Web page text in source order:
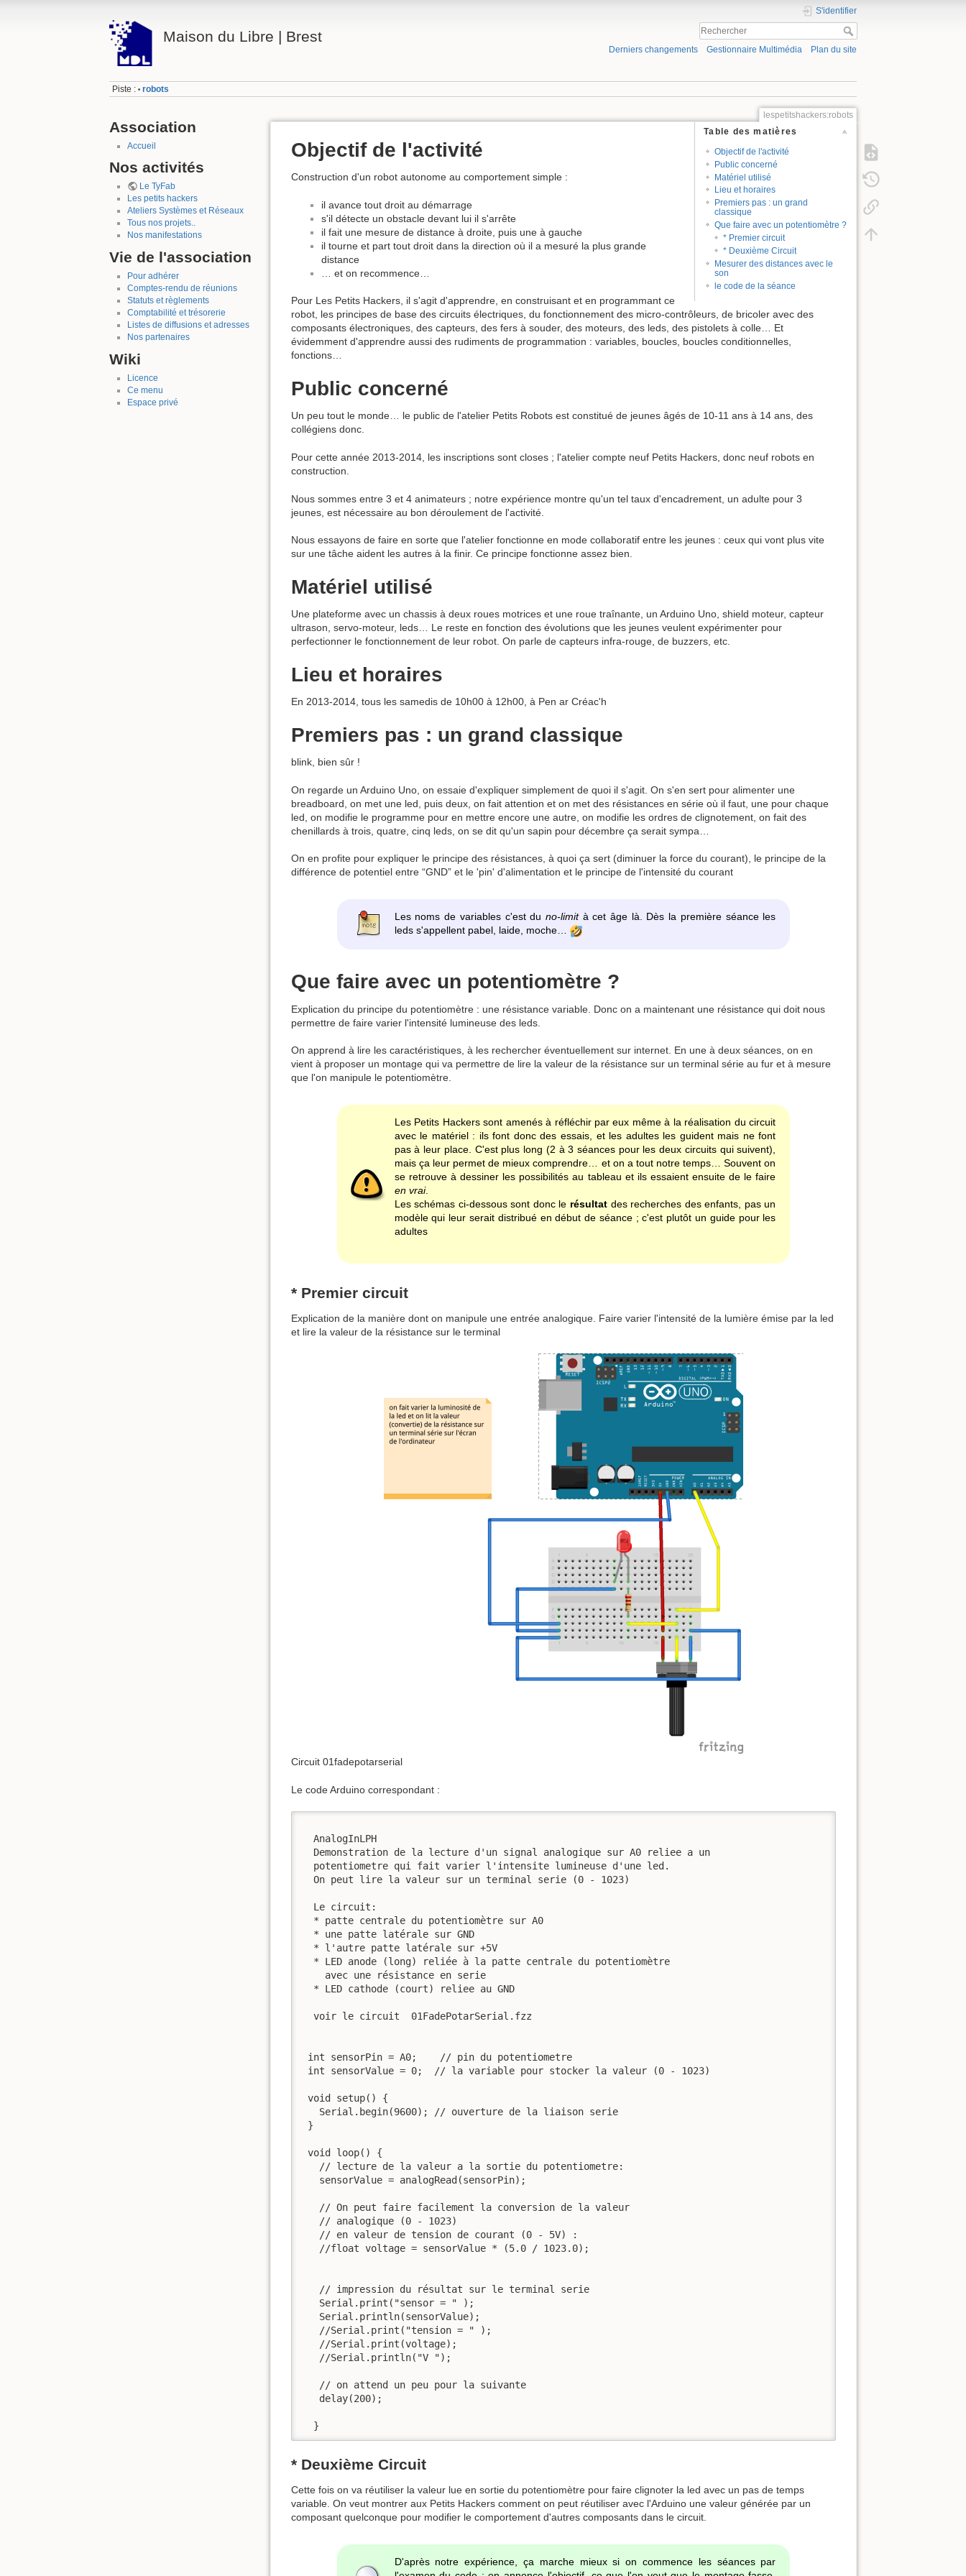
Maison du Libre | Brest
S'identifier
Derniers changements Gestionnaire Multimédia Plan du site
Piste : • robots
Association
Accueil
Nos activités
Le TyFab
Les petits hackers
Ateliers Systèmes et Réseaux
Tous nos projets..
Nos manifestations
Vie de l'association
Pour adhérer
Comptes-rendu de réunions
Statuts et règlements
Comptabilité et trésorerie
Listes de diffusions et adresses
Nos partenaires
Wiki
Licence
Ce menu
Espace privé
lespetitshackers:robots
Table des matières
Objectif de l'activité
Public concerné
Matériel utilisé
Lieu et horaires
Premiers pas : un grand
classique
Que faire avec un potentiomètre ?
* Premier circuit
* Deuxième Circuit
Mesurer des distances avec le
son
le code de la séance
Objectif de l'activité
Construction d'un robot autonome au comportement simple :
il avance tout droit au démarrage
s'il détecte un obstacle devant lui il s'arrête
il fait une mesure de distance à droite, puis une à gauche
il tourne et part tout droit dans la direction où il a mesuré la plus grande
distance
… et on recommence…
Pour Les Petits Hackers, il s'agit d'apprendre, en construisant et en programmant ce
robot, les principes de base des circuits électriques, du fonctionnement des micro-contrôleurs, de bricoler avec des
composants électroniques, des capteurs, des fers à souder, des moteurs, des leds, des pistolets à colle… Et
évidemment d'apprendre aussi des rudiments de programmation : variables, boucles, boucles conditionnelles,
fonctions…
Public concerné
Un peu tout le monde… le public de l'atelier Petits Robots est constitué de jeunes âgés de 10-11 ans à 14 ans, des
collégiens donc.
Pour cette année 2013-2014, les inscriptions sont closes ; l'atelier compte neuf Petits Hackers, donc neuf robots en
construction.
Nous sommes entre 3 et 4 animateurs ; notre expérience montre qu'un tel taux d'encadrement, un adulte pour 3
jeunes, est nécessaire au bon déroulement de l'activité.
Nous essayons de faire en sorte que l'atelier fonctionne en mode collaboratif entre les jeunes : ceux qui vont plus vite
sur une tâche aident les autres à la finir. Ce principe fonctionne assez bien.
Matériel utilisé
Une plateforme avec un chassis à deux roues motrices et une roue traînante, un Arduino Uno, shield moteur, capteur
ultrason, servo-moteur, leds… Le reste en fonction des évolutions que les jeunes veulent expérimenter pour
perfectionner le fonctionnement de leur robot. On parle de capteurs infra-rouge, de buzzers, etc.
Lieu et horaires
En 2013-2014, tous les samedis de 10h00 à 12h00, à Pen ar Créac'h
Premiers pas : un grand classique
blink, bien sûr !
On regarde un Arduino Uno, on essaie d'expliquer simplement de quoi il s'agit. On s'en sert pour alimenter une
breadboard, on met une led, puis deux, on fait attention et on met des résistances en série où il faut, une pour chaque
led, on modifie le programme pour en mettre encore une autre, on modifie les ordres de clignotement, on fait des
chenillards à trois, quatre, cinq leds, on se dit qu'un sapin pour décembre ça serait sympa…
On en profite pour expliquer le principe des résistances, à quoi ça sert (diminuer la force du courant), le principe de la
différence de potentiel entre “GND” et le 'pin' d'alimentation et le principe de l'intensité du courant
Les noms de variables c'est du no-limità cet âge là. Dès la première séance les
leds s'appellent pabel, laide, moche…
Que faire avec un potentiomètre ?
Explication du principe du potentiomètre : une résistance variable. Donc on a maintenant une résistance qui doit nous
permettre de faire varier l'intensité lumineuse des leds.
On apprend à lire les caractéristiques, à les rechercher éventuellement sur internet. En une à deux séances, on en
vient à proposer un montage qui va permettre de lire la valeur de la résistance sur un terminal série au fur et à mesure
que l'on manipule le potentiomètre.
Les Petits Hackers sont amenés à réfléchir par eux même à la réalisation du circuit
avec le matériel : ils font donc des essais, et les adultes les guident mais ne font
pas à leur place. C'est plus long (2 à 3 séances pour les deux circuits qui suivent),
mais ça leur permet de mieux comprendre… et on a tout notre temps… Souvent on
se retrouve à dessiner les possibilités au tableau et ils essaient ensuite de le faire
en vrai.
Les schémas ci-dessous sont donc le résultat des recherches des enfants, pas un
modèle qui leur serait distribué en début de séance ; c'est plutôt un guide pour les
adultes
* Premier circuit
Explication de la manière dont on manipule une entrée analogique. Faire varier l'intensité de la lumière émise par la led
et lire la valeur de la résistance sur le terminal
Circuit 01fadepotarserial
Le code Arduino correspondant :
  AnalogInLPH
  Demonstration de la lecture d'un signal analogique sur A0 reliee a un
  potentiometre qui fait varier l'intensite lumineuse d'une led.
  On peut lire la valeur sur un terminal serie (0 - 1023)
  Le circuit:
  * patte centrale du potentiomètre sur A0
  * une patte latérale sur GND
  * l'autre patte latérale sur +5V
  * LED anode (long) reliée à la patte centrale du potentiomètre
    avec une résistance en serie
  * LED cathode (court) reliee au GND
  voir le circuit  01FadePotarSerial.fzz
int sensorPin = A0;    // pin du potentiometre
int sensorValue = 0;  // la variable pour stocker la valeur (0 - 1023)
void setup() {
   Serial.begin(9600); // ouverture de la liaison serie
}
void loop() {
   // lecture de la valeur a la sortie du potentiometre:
   sensorValue = analogRead(sensorPin);
   // On peut faire facilement la conversion de la valeur
   // analogique (0 - 1023)
   // en valeur de tension de courant (0 - 5V) :
   //float voltage = sensorValue * (5.0 / 1023.0);
   // impression du résultat sur le terminal serie
   Serial.print("sensor = " );
   Serial.println(sensorValue);
   //Serial.print("tension = " );
   //Serial.print(voltage);
   //Serial.println("V ");
   // on attend un peu pour la suivante
   delay(200);
  }
* Deuxième Circuit
Cette fois on va réutiliser la valeur lue en sortie du potentiomètre pour faire clignoter la led avec un pas de temps
variable. On veut montrer aux Petits Hackers comment on peut réutiliser avec l'Arduino une valeur générée par un
composant quelconque pour modifier le comportement d'autres composants dans le circuit.
D'après notre expérience, ça marche mieux si on commence les séances par